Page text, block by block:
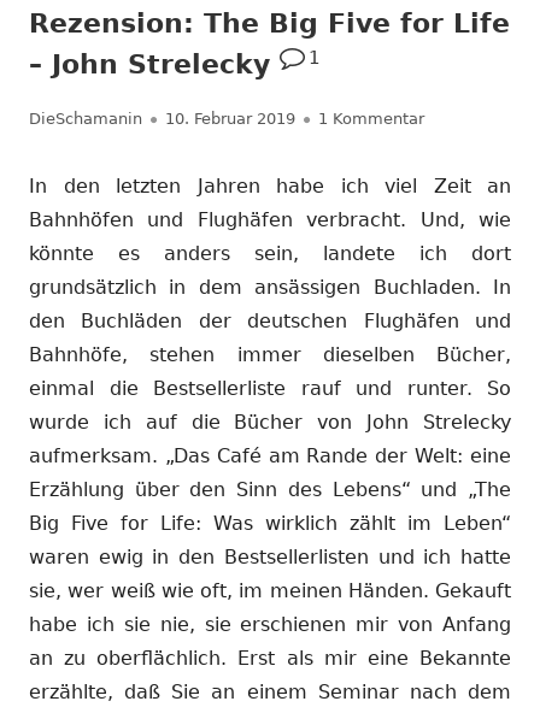
Rezension: The Big Five for Life
– John Strelecky
1
Autor
DieSchamanin Veröffentlicht
10. Februar 2019 1 Kommentarzu Rezension:
In den letzten Jahren habe ich viel Zeit an
Bahnhöfen und Flughäfen verbracht. Und, wie
könnte es anders sein, landete ich dort
grundsätzlich in dem ansässigen Buchladen. In
den Buchläden der deutschen Flughäfen und
Bahnhöfe, stehen immer dieselben Bücher,
einmal die Bestsellerliste rauf und runter. So
wurde ich auf die Bücher von John Strelecky
aufmerksam. „Das Café am Rande der Welt: eine
Erzählung über den Sinn des Lebens“ und „The
Big Five for Life: Was wirklich zählt im Leben“
waren ewig in den Bestsellerlisten und ich hatte
sie, wer weiß wie oft, im meinen Händen. Gekauft
habe ich sie nie, sie erschienen mir von Anfang
an zu oberflächlich. Erst als mir eine Bekannte
erzählte, daß Sie an einem Seminar nach dem